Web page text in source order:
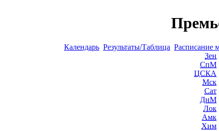
Календарь Результаты/Таблица Расписание
Зен
СпМ
ЦСКА
Мск
Сат
ДнМ
Лок
Амк
Хим